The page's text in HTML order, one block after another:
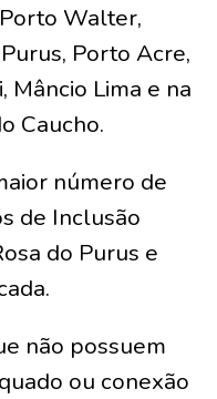
Walter,
Porto Acre,
Mâncio Lima e na
Caucho.
número de
de Inclusão
do Purus e
não possuem
ou conexão